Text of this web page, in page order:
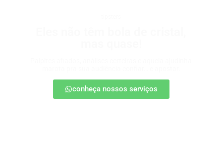
conheça nossos serviços